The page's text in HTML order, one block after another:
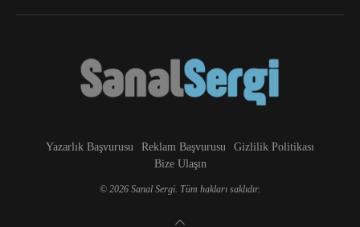
Yazarlık Başvurusu Reklam Başvurusu
Gizlilik Politikası
Bize Ulaşın
© 2026 Sanal Sergi. Tüm hakları saklıdır.